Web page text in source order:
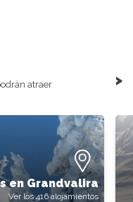
atraer
>
en Grandvalira
Ver los 416 alojamientos